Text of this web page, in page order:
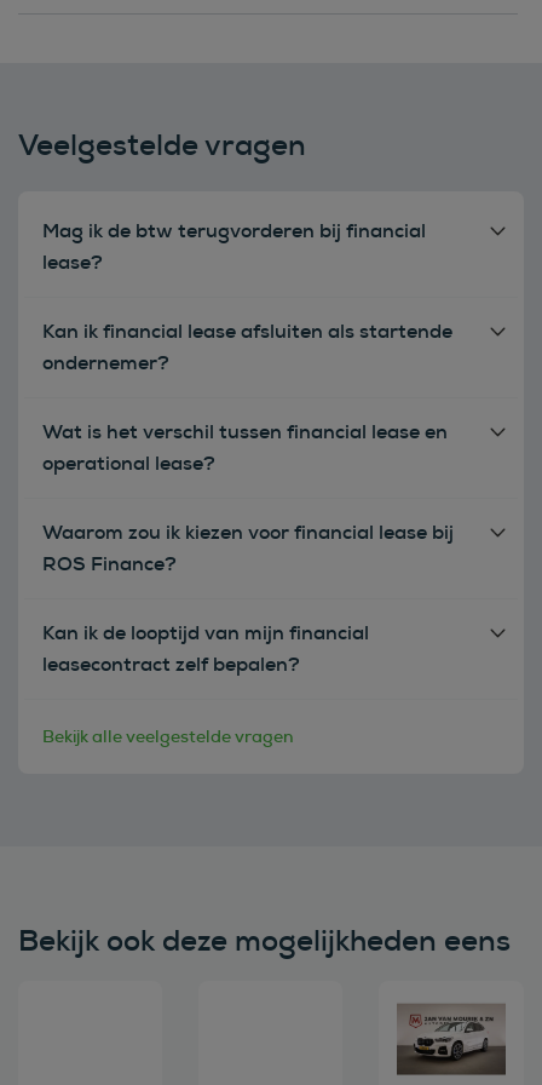
Veelgestelde vragen
Mag ik de btw terugvorderen bij financial
lease?
Kan ik financial lease afsluiten als startende
ondernemer?
Wat is het verschil tussen financial lease en
operational lease?
Waarom zou ik kiezen voor financial lease bij
ROS Finance?
Kan ik de looptijd van mijn financial
leasecontract zelf bepalen?
Bekijk alle veelgestelde vragen
Bekijk ook deze mogelijkheden eens
Bekijk deze